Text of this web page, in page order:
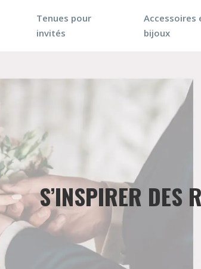
Tenues pour
invités
Accessoires
bijoux
S’INSPIRER DES